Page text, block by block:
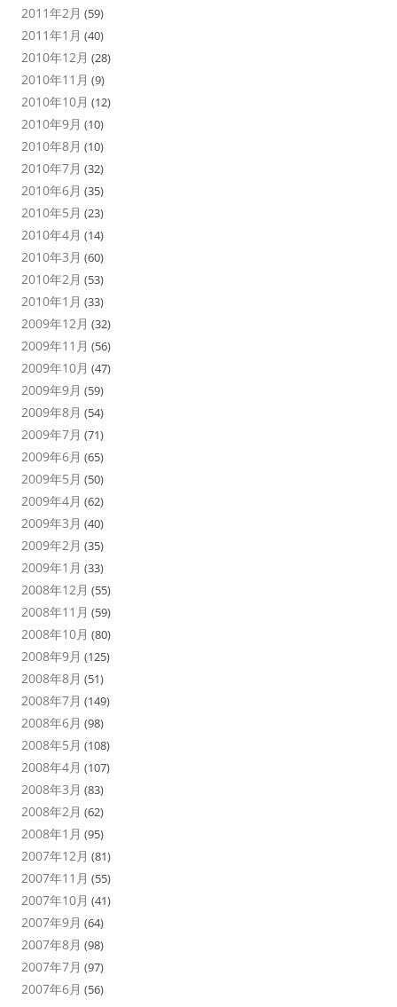
2011年2月 (59)
2011年1月 (40)
2010年12月 (28)
2010年11月 (9)
2010年10月 (12)
2010年9月 (10)
2010年8月 (10)
2010年7月 (32)
2010年6月 (35)
2010年5月 (23)
2010年4月 (14)
2010年3月 (60)
2010年2月 (53)
2010年1月 (33)
2009年12月 (32)
2009年11月 (56)
2009年10月 (47)
2009年9月 (59)
2009年8月 (54)
2009年7月 (71)
2009年6月 (65)
2009年5月 (50)
2009年4月 (62)
2009年3月 (40)
2009年2月 (35)
2009年1月 (33)
2008年12月 (55)
2008年11月 (59)
2008年10月 (80)
2008年9月 (125)
2008年8月 (51)
2008年7月 (149)
2008年6月 (98)
2008年5月 (108)
2008年4月 (107)
2008年3月 (83)
2008年2月 (62)
2008年1月 (95)
2007年12月 (81)
2007年11月 (55)
2007年10月 (41)
2007年9月 (64)
2007年8月 (98)
2007年7月 (97)
2007年6月 (56)